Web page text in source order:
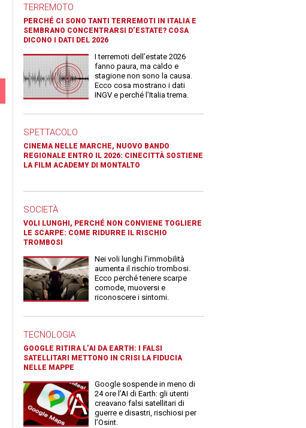
TERREMOTO
PERCHÉ CI SONO TANTI TERREMOTI IN ITALIA E
SEMBRANO CONCENTRARSI D’ESTATE? COSA
DICONO I DATI DEL 2026
I terremoti dell’estate 2026
fanno paura, ma caldo e
stagione non sono la causa.
Ecco cosa mostrano i dati
INGV e perché l’Italia trema.
SPETTACOLO
CINEMA NELLE MARCHE, NUOVO BANDO
REGIONALE ENTRO IL 2026: CINECITTÀ SOSTIENE
LA FILM ACADEMY DI MONTALTO
SOCIETÀ
VOLI LUNGHI, PERCHÉ NON CONVIENE TOGLIERE
LE SCARPE: COME RIDURRE IL RISCHIO
TROMBOSI
Nei voli lunghi l’immobilità
aumenta il rischio trombosi.
Ecco perché tenere scarpe
comode, muoversi e
riconoscere i sintomi.
TECNOLOGIA
GOOGLE RITIRA L’AI DA EARTH: I FALSI
SATELLITARI METTONO IN CRISI LA FIDUCIA
NELLE MAPPE
Google sospende in meno di
24 ore l’AI di Earth: gli utenti
creavano falsi satellitari di
guerre e disastri, rischiosi per
l’Osint.